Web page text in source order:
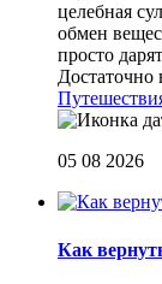
целебная
обмен
просто
Достаточно
05 08 2026
Как